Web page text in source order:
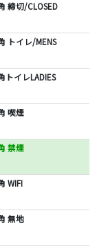
締切/CLOSED
トイレ/MENS
トイレLADIES
喫煙
禁煙
WIFI
無地